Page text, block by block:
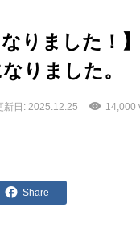
なりました！
りました。
新日: 2025.12.25 14,000
Share